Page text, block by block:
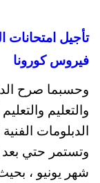
فيروس كورونا
وحسبما صرح
والتعليم
وتستمر حتي بعد
شهر يونيو ، بحيث